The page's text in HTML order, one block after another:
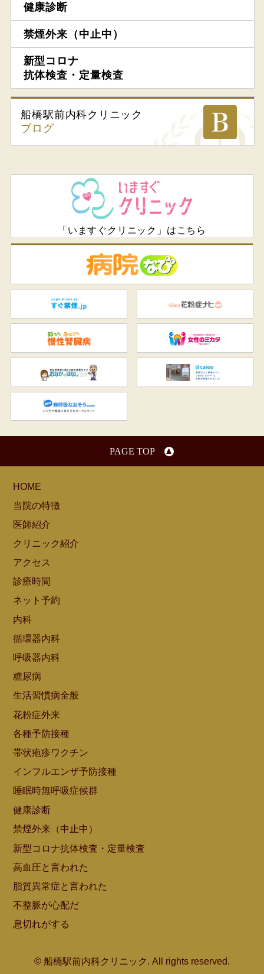
健康診断
禁煙外来（中止中）
新型コロナ
抗体検査・定量検査
船橋駅前内科クリニック
ブログ
「いますぐクリニック」はこちら
すぐ禁煙.jp
知ろう、ふせごう。慢性腎臓
おなかのはなし.com
PAGE TOP
HOME
当院の特徴
医師紹介
クリニック紹介
アクセス
診療時間
ネット予約
内科
循環器内科
呼吸器内科
糖尿病
生活習慣病全般
花粉症外来
各種予防接種
帯状疱疹ワクチン
インフルエンザ予防接種
睡眠時無呼吸症候群
健康診断
禁煙外来（中止中）
新型コロナ抗体検査・定量検査
高血圧と言われた
脂質異常症と言われた
不整脈が心配だ
息切れがする
© 船橋駅前内科クリニック. All rights reserved.